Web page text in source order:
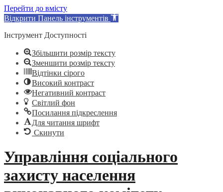
Перейти до вмісту
Відкрити Панель інструментів
Інструмент Доступності
Збільшити розмір тексту
Зменшити розмір тексту
Відтінки сірого
Високий контраст
Негативний контраст
Світлий фон
Посилання підкреслення
Для читання шрифт
Скинути
Skip
to
Управління соціального
захисту населення